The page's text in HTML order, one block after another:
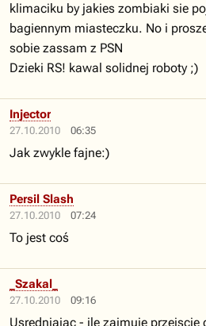
klimaciku by jakies zombiaki sie
bagiennym miasteczku. No i
sobie zassam z PSN
Dzieki RS! kawal solidnej roboty ;)
27.10.2010 06:35
Injector
Jak zwykle fajne:)
27.10.2010 07:24
Persil Slash
To jest coś
27.10.2010 09:16
_Szakal_
Usredniajac - ile zajmuje przejscie